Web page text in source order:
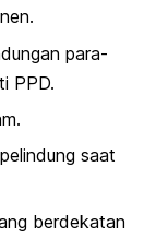
para-
PPD.
saat
berdekatan